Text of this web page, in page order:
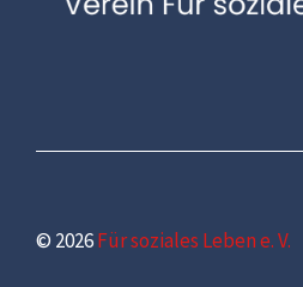
© 2026Für soziales Leben e. V.